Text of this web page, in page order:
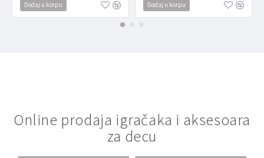
Dodaj u korpu Dodaj u korpu
Online prodaja igračaka i aksesoara
za decu